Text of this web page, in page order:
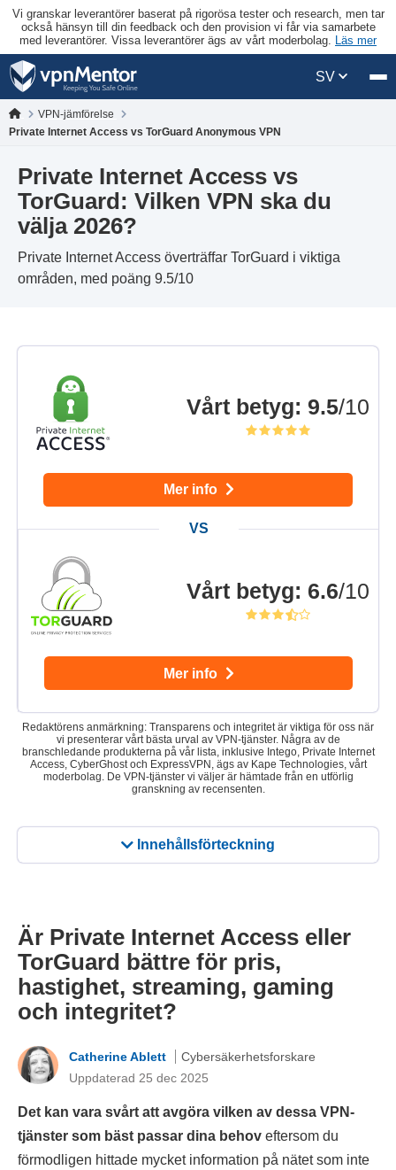
Vi granskar leverantörer baserat på rigorösa tester och research, men tar
också hänsyn till din feedback och den provision vi får via samarbete
med leverantörer. Vissa leverantörer ägs av vårt moderbolag. Läs mer
SV
VPN-jämförelse
Private Internet Access vs TorGuard Anonymous VPN
Private Internet Access vs
TorGuard: Vilken VPN ska du
välja 2026?
Private Internet Access överträffar TorGuard i viktiga
områden, med poäng 9.5/10
Innehållsförteckning
Vårt betyg: 9.5/10
Mer info
Vårt betyg: 6.6/10
Mer info
Redaktörens anmärkning: Transparens och integritet är viktiga för oss när
vi presenterar vårt bästa urval av VPN-tjänster. Några av de
branschledande produkterna på vår lista, inklusive Intego, Private Internet
Access, CyberGhost och ExpressVPN, ägs av Kape Technologies, vårt
moderbolag. De VPN-tjänster vi väljer är hämtade från en utförlig
granskning av recensenten.
Är Private Internet Access eller
TorGuard bättre för pris,
hastighet, streaming, gaming
och integritet?
Catherine Ablett
Cybersäkerhetsforskare
Uppdaterad 25 dec 2025
Det kan vara svårt att avgöra vilken av dessa VPN-
tjänster som bäst passar dina behov eftersom du
förmodligen hittade mycket information på nätet som inte